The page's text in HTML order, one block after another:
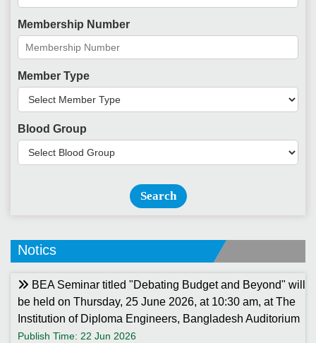
Membership Number
Member Type
Blood Group
Search
Notics
BEA Seminar titled "Debating Budget and Beyond" will
be held on Thursday, 25 June 2026, at 10:30 am, at The
Institution of Diploma Engineers, Bangladesh Auditorium
Publish Time: 22 Jun 2026